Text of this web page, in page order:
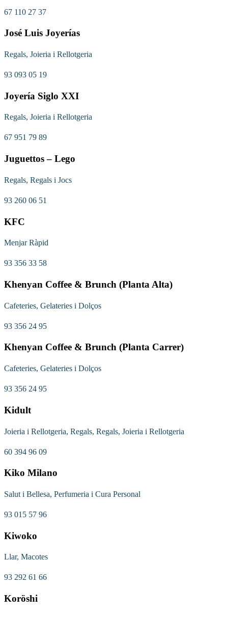
67 110 27 37
José Luis Joyerías
Regals, Joieria i Rellotgeria
93 093 05 19
Joyería Siglo XXI
Regals, Joieria i Rellotgeria
67 951 79 89
Juguettos – Lego
Regals, Regals i Jocs
93 260 06 51
KFC
Menjar Ràpid
93 356 33 58
Khenyan Coffee & Brunch (Planta Alta)
Cafeteries, Gelateries i Dolços
93 356 24 95
Khenyan Coffee & Brunch (Planta Carrer)
Cafeteries, Gelateries i Dolços
93 356 24 95
Kidult
Joieria i Rellotgeria, Regals, Regals, Joieria i Rellotgeria
60 394 96 09
Kiko Milano
Salut i Bellesa, Perfumeria i Cura Personal
93 015 57 96
Kiwoko
Llar, Macotes
93 292 61 66
Koröshi